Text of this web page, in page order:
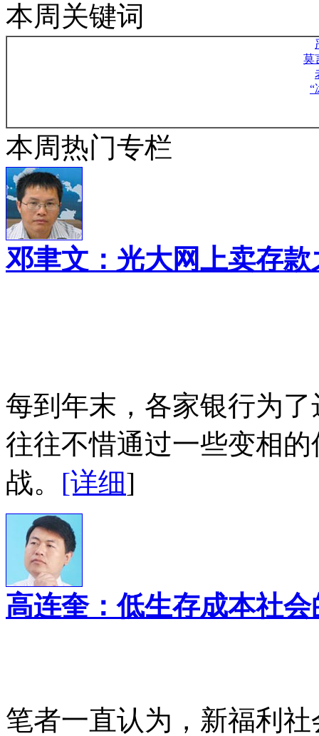
本周关键词
莫
“
本周热门专栏
邓聿文：光大网上卖存款
每到年末，各家银行为
往往不惜通过一些变相
战。 [详细]
高连奎：低生存成本社
笔者一直认为，新福利